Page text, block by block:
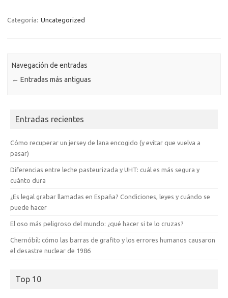
Categoría: Uncategorized
Navegación de entradas
← Entradas más antiguas
Entradas recientes
Cómo recuperar un jersey de lana encogido (y evitar que vuelva a
pasar)
Diferencias entre leche pasteurizada y UHT: cuál es más segura y
cuánto dura
¿Es legal grabar llamadas en España? Condiciones, leyes y cuándo se
puede hacer
El oso más peligroso del mundo: ¿qué hacer si te lo cruzas?
Chernóbil: cómo las barras de grafito y los errores humanos causaron
el desastre nuclear de 1986
Top 10